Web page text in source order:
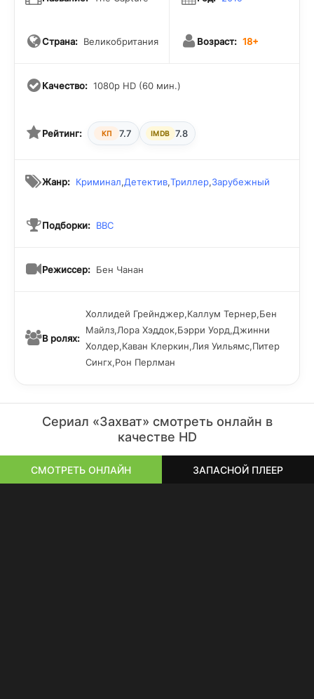
Страна: Великобритания Возраст: 18+
Качество: 1080p HD (60 мин.)
Рейтинг: КП 7.7 IMDB 7.8
Жанр: Криминал,Детектив,Триллер,Зарубежный
Подборки: BBC
Режиссер: Бен Чанан
В ролях:
Холлидей Грейнджер,Каллум Тернер,Бен
Майлз,Лора Хэддок,Бэрри Уорд,Джинни
Холдер,Каван Клеркин,Лия Уильямс,Питер
Сингх,Рон Перлман
Сериал «Захват» смотреть онлайн в
качестве HD
СМОТРЕТЬ ОНЛАЙН ЗАПАСНОЙ ПЛЕЕР